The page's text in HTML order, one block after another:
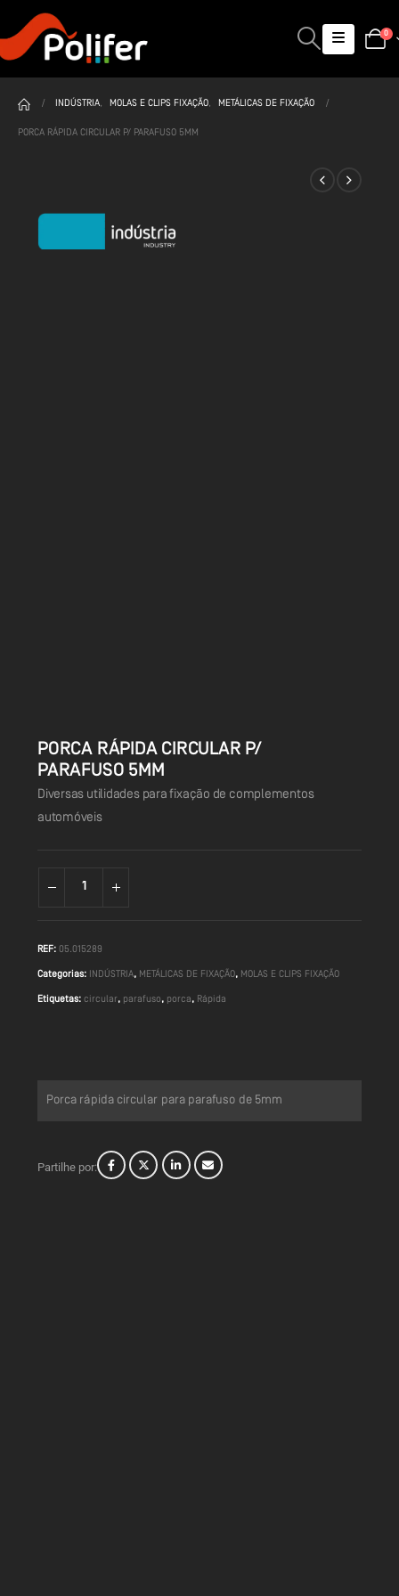
0
INDÚSTRIA, MOLAS E CLIPS FIXAÇÃO, METÁLICAS DE FIXAÇÃO
PORCA RÁPIDA CIRCULAR P/ PARAFUSO 5MM
PORCA RÁPIDA CIRCULAR P/
PARAFUSO 5MM
Diversas utilidades para fixação de complementos
automóveis
REF: 05.015289
Categorias: INDÚSTRIA, METÁLICAS DE FIXAÇÃO, MOLAS E CLIPS FIXAÇÃO
Etiquetas: circular, parafuso , porca , Rápida
Porca rápida circular para parafuso de 5mm
Partilhe por: